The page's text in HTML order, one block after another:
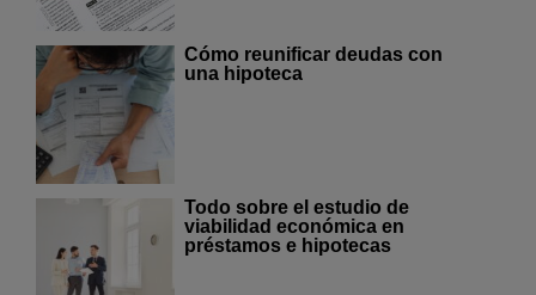
Cómo reunificar deudas con
una hipoteca
Todo sobre el estudio de
viabilidad económica en
préstamos e hipotecas